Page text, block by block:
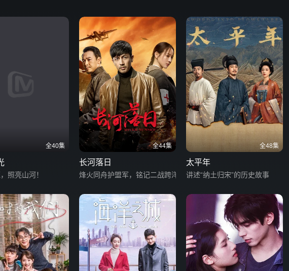
全40集
照亮山河！
全44集
长河落日
烽火同舟护盟军，铭记二战跨洋情义
全48集
太平年
讲述“纳土归宋”的历史故事